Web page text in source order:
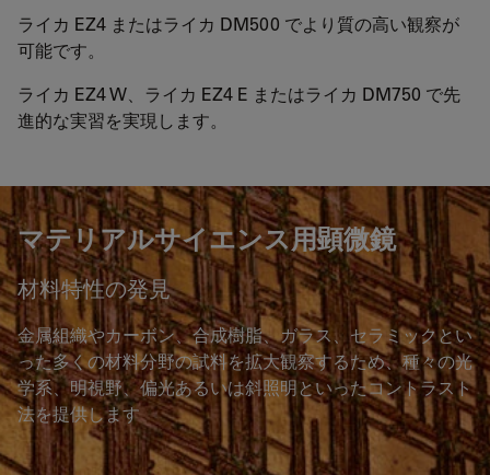
ライカ EZ4 またはライカ DM500 でより質の高い観察が
可能です。
ライカ EZ4 W、ライカ EZ4 E またはライカ DM750 で先
進的な実習を実現します。
マテリアルサイエンス用顕微鏡
材料特性の発見
金属組織やカーボン、合成樹脂、ガラス、セラミックとい
った多くの材料分野の試料を拡大観察するため、種々の光
学系、明視野、偏光あるいは斜照明といったコントラスト
法を提供します